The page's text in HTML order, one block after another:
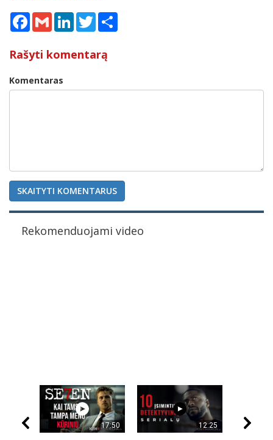
Facebook
Gmail LinkedInTwitter
Rašyti komentarą
Komentaras
SKAITYTI KOMENTARUS
Rekomenduojami video
17:50 12:25